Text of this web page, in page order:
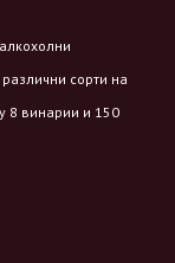
сорти на
8 винарии и 150